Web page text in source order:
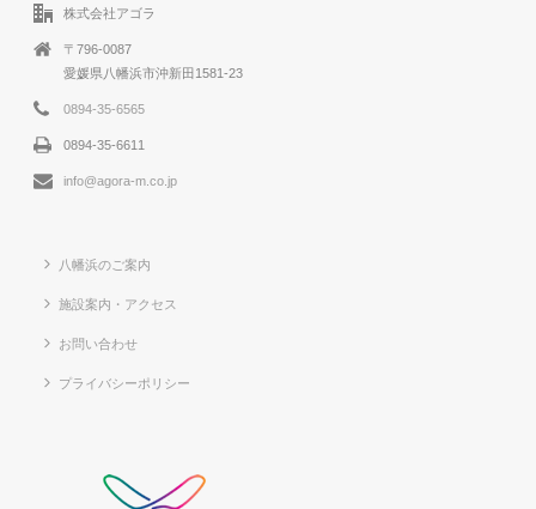
株式会社アゴラ
〒796-0087
愛媛県八幡浜市沖新田1581-23
0894-35-6565
0894-35-6611
info@agora-m.co.jp
八幡浜のご案内
施設案内・アクセス
お問い合わせ
プライバシーポリシー